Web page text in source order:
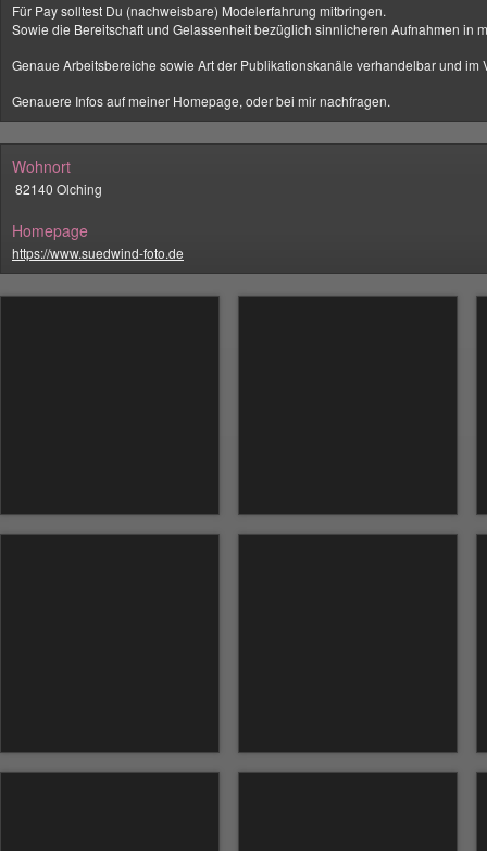
Für Pay solltest Du (nachweisbare) Modelerfahrung mitbringen.
Sowie die Bereitschaft und Gelassenheit bezüglich sinnlicheren Aufnahmen in
Genaue Arbeitsbereiche sowie Art der Publikationskanäle verhandelbar und im
Genauere Infos auf meiner Homepage, oder bei mir nachfragen.
Wohnort
82140 Olching
Homepage
https://www.suedwind-foto.de